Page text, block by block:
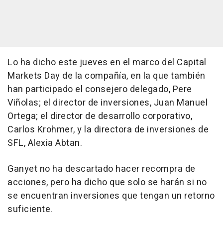
Lo ha dicho este jueves en el marco del Capital
Markets Day de la compañía, en la que también
han participado el consejero delegado, Pere
Viñolas; el director de inversiones, Juan Manuel
Ortega; el director de desarrollo corporativo,
Carlos Krohmer, y la directora de inversiones de
SFL, Alexia Abtan.
Ganyet no ha descartado hacer recompra de
acciones, pero ha dicho que solo se harán si no
se encuentran inversiones que tengan un retorno
suficiente.